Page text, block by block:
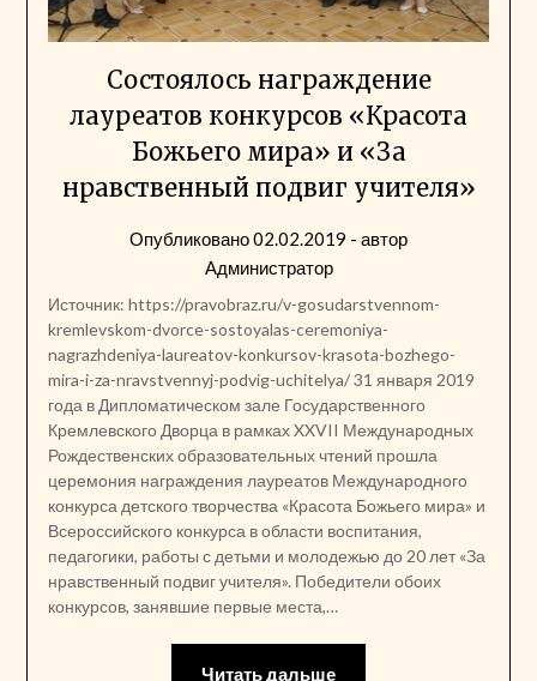
Состоялось награждение
лауреатов конкурсов «Красота
Божьего мира» и «За
нравственный подвиг учителя»
Опубликовано02.02.2019 - автор
Администратор
Источник: https://pravobraz.ru/v-gosudarstvennom-
kremlevskom-dvorce-sostoyalas-ceremoniya-
nagrazhdeniya-laureatov-konkursov-krasota-bozhego-
mira-i-za-nravstvennyj-podvig-uchitelya/ 31 января 2019
года в Дипломатическом зале Государственного
Кремлевского Дворца в рамках XXVII Международных
Рождественских образовательных чтений прошла
церемония награждения лауреатов Международного
конкурса детского творчества «Красота Божьего мира» и
Всероссийского конкурса в области воспитания,
педагогики, работы с детьми и молодежью до 20 лет «За
нравственный подвиг учителя». Победители обоих
конкурсов, занявшие первые места,…
Читать дальше